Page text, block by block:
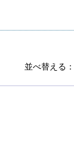
並べ替える